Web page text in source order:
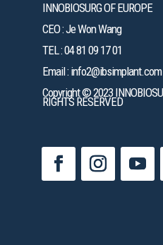
INNOBIOSURG OF EUROPE
CEO : Je Won Wang
TEL : 04 81 09 17 01
Email : info2@ibsimplant.com
Copyright © 2023
RIGHTS RESERVED